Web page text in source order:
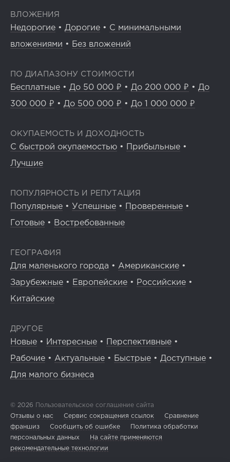
ВЛОЖЕНИЯ
Недорогие • Дорогие • С минимальными
вложениями • Без вложений
ПО ДИАПАЗОНУ СТОИМОСТИ
Бесплатные • До 50 000 ₽ • До 200 000 ₽ • До
300 000 ₽ • До 500 000 ₽ • До 1 000 000 ₽
ОКУПАЕМОСТЬ И ДОХОДНОСТЬ
С быстрой окупаемостью • Прибыльные •
Лучшие
ПОПУЛЯРНОСТЬ И РЕПУТАЦИЯ
Популярные • Успешные • Проверенные •
Готовые • Востребованные
ГЕОГРАФИЯ
Для маленького города • Американские •
Зарубежные • Европейские • Российские •
Китайские
ДРУГОЕ
Новые • Интересные • Перспективные •
Рабочие • Актуальные • Быстрые • Доступные •
Для малого бизнеса
© 2026 Пользовательское соглашение сайта
Отзывы о нас
Сервис сокращения ссылок
Сравнение
франшиз
Сообщить об ошибке
Политика обработки
персональных данных
На сайте применяются
рекомендательные технологии